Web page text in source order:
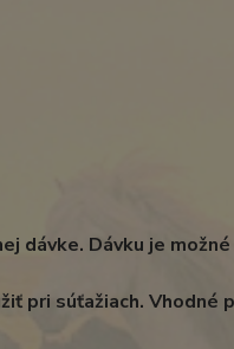
dávke. Dávku je
pri súťažiach. Vhodné